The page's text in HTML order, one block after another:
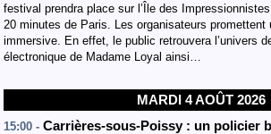
festival prendra place sur l’Île des
20 minutes de Paris. Les organisateurs promettent
immersive. En effet, le public retrouvera l’univers
électronique de Madame Loyal ainsi…
MARDI 4 AOÛT 2026
15:00 - Carrières-sous-Poissy : un policier